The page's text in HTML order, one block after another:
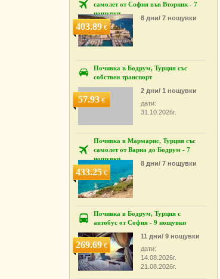
самолет от София във Вторник - 7
нощувки
403.89€
8 дни/ 7 нощувки
Почивка в Бодрум, Турция със
собствен транспорт
57.93€
2 дни/ 1 нощувки
дати:
31.10.2026г.
Почивка в Мармарис, Турция със
самолет от Варна до Бодрум - 7
нощувки
433.25€
8 дни/ 7 нощувки
Почивка в Бодрум, Турция с
автобус от София - 9 нощувки
269.69€
11 дни/ 9 нощувки
дати:
14.08.2026г.
21.08.2026г.